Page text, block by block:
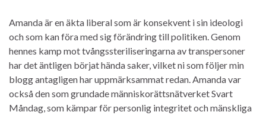
Amanda är en äkta liberal som är konsekvent i sin ideologi
och som kan föra med sig förändring till politiken. Genom
hennes kamp mot tvångssteriliseringarna av transpersoner
har det äntligen börjat hända saker, vilket ni som följer min
blogg antagligen har uppmärksammat redan. Amanda var
också den som grundade människorättsnätverket Svart
Måndag, som kämpar för personlig integritet och mänskliga